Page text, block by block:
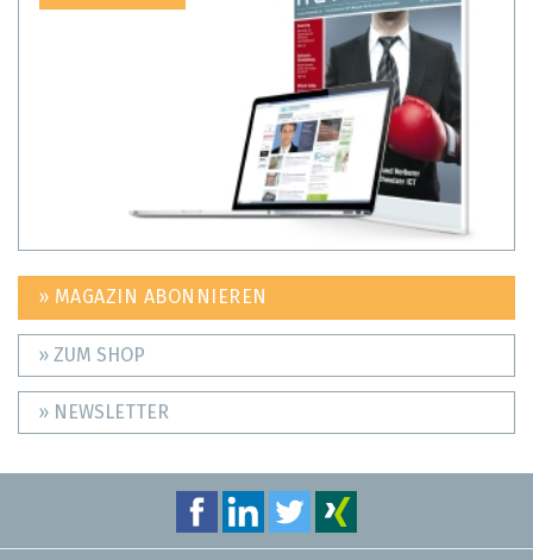
» MAGAZIN ABONNIEREN
» ZUM SHOP
» NEWSLETTER